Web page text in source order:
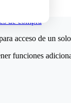
de compra
acceso de un
funciones